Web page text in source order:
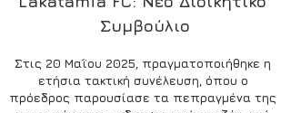
Συμβούλιο
Στις 20 Μαΐου 2025, πραγματοποιήθηκε η
ετήσια τακτική συνέλευση, όπου ο
πρόεδρος παρουσίασε τα πεπραγμένα της